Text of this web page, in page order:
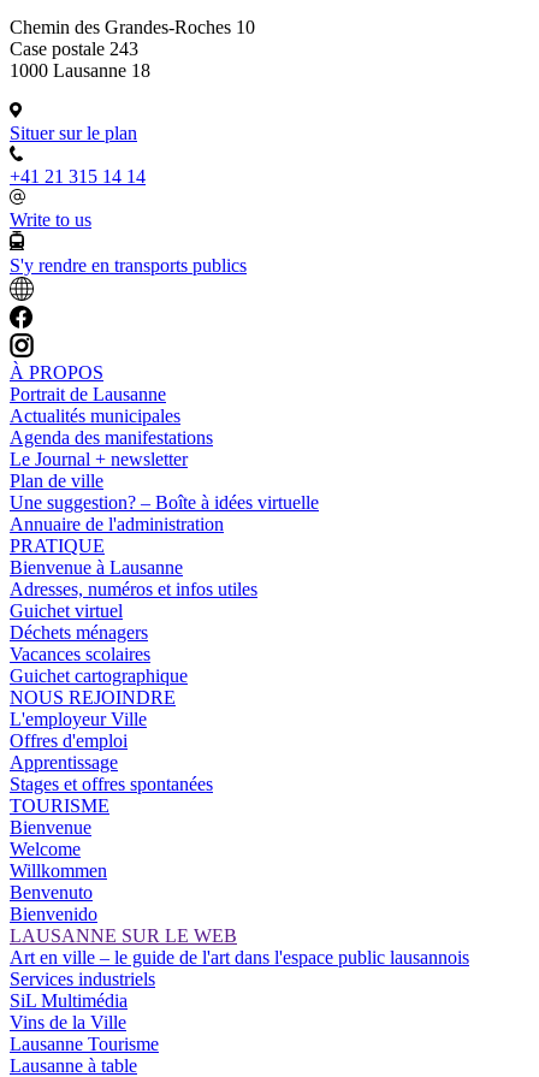
Chemin des Grandes-Roches 10
Case postale 243
1000 Lausanne 18
Situer sur le plan
+41 21 315 14 14
Write to us
S'y rendre en transports publics
À PROPOS
Portrait de Lausanne
Actualités municipales
Agenda des manifestations
Le Journal + newsletter
Plan de ville
Une suggestion? – Boîte à idées virtuelle
Annuaire de l'administration
PRATIQUE
Bienvenue à Lausanne
Adresses, numéros et infos utiles
Guichet virtuel
Déchets ménagers
Vacances scolaires
Guichet cartographique
NOUS REJOINDRE
L'employeur Ville
Offres d'emploi
Apprentissage
Stages et offres spontanées
TOURISME
Bienvenue
Welcome
Willkommen
Benvenuto
Bienvenido
LAUSANNE SUR LE WEB
Art en ville – le guide de l'art dans l'espace public lausannois
Services industriels
SiL Multimédia
Vins de la Ville
Lausanne Tourisme
Lausanne à table